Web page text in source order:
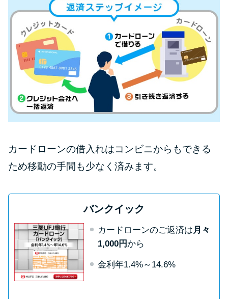
カードローンの借入れはコンビニからもできる
ため移動の手間も少なく済みます。
バンクイック
カードローンのご返済は月々
1,000円 から
金利年1.4%～14.6%